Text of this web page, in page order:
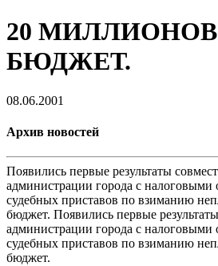
20
БЮДЖЕТ.
08.06.2001
Архив новостей
Появились первые результаты
администрации города с налоговыми
судебных приставов по взиманию
бюджет. Появились первые
администрации города с налоговыми
судебных приставов по взиманию
бюджет.